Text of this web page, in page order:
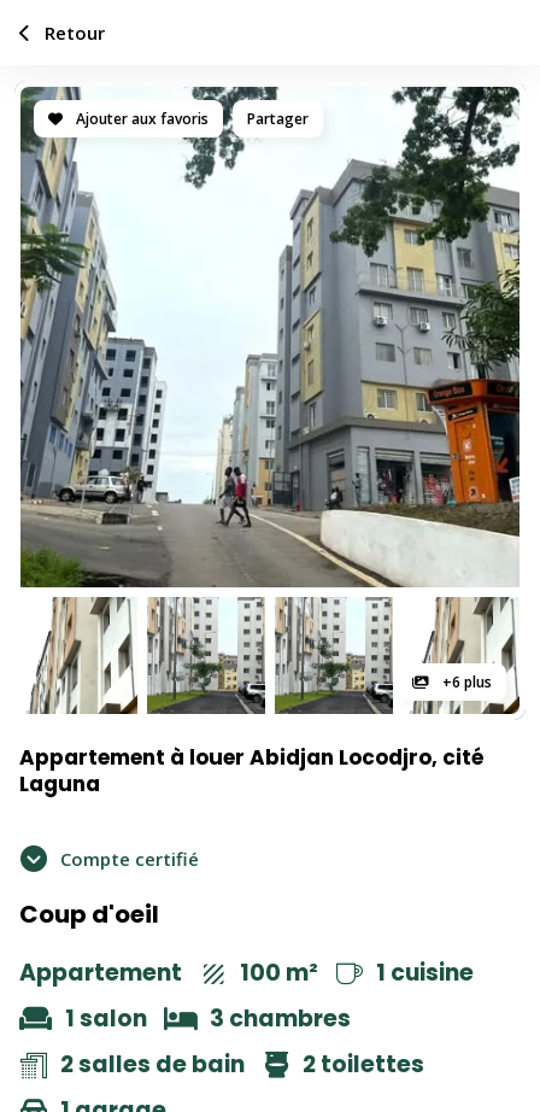
Ajouter aux favoris Partager
+6 plus
Appartement à louer Abidjan Locodjro, cité
Laguna
Compte certifié
Coup d'oeil
Appartement 100 m²
1 cuisine
1 salon
3 chambres
2 salles de bain
2 toilettes
Retour